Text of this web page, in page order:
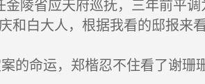
陵省应天府巡抚，三年前平
和白大人，根据我看的邸报来
的命运，郑楷忍不住看了谢珊